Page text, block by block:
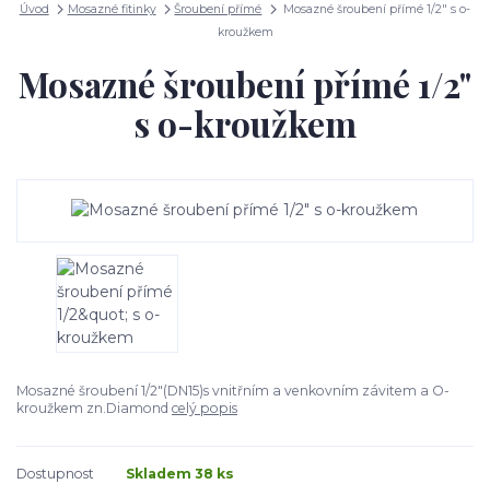
Úvod Mosazné fitinky Šroubení přímé
Mosazné šroubení přímé 1/2" s o-
kroužkem
Mosazné šroubení přímé 1/2"
s o-kroužkem
Mosazné šroubení 1/2"(DN15)s vnitřním a venkovním závitem a O-
kroužkem zn.Diamond celý popis
Dostupnost
Skladem 38 ks